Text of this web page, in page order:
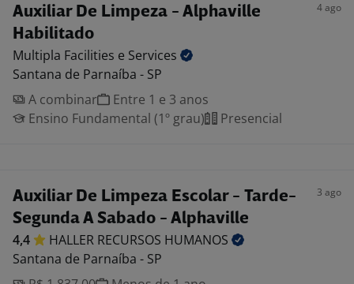
Auxiliar De Limpeza - Alphaville
Habilitado
4 ago
Multipla Facilities e Services
Santana de Parnaíba - SP
A combinar
Entre 1 e 3 anos
Ensino Fundamental (1º grau)
Presencial
Auxiliar De Limpeza Escolar - Tarde-
Segunda A Sabado - Alphaville
3 ago
4,4 HALLER RECURSOS HUMANOS
Santana de Parnaíba - SP